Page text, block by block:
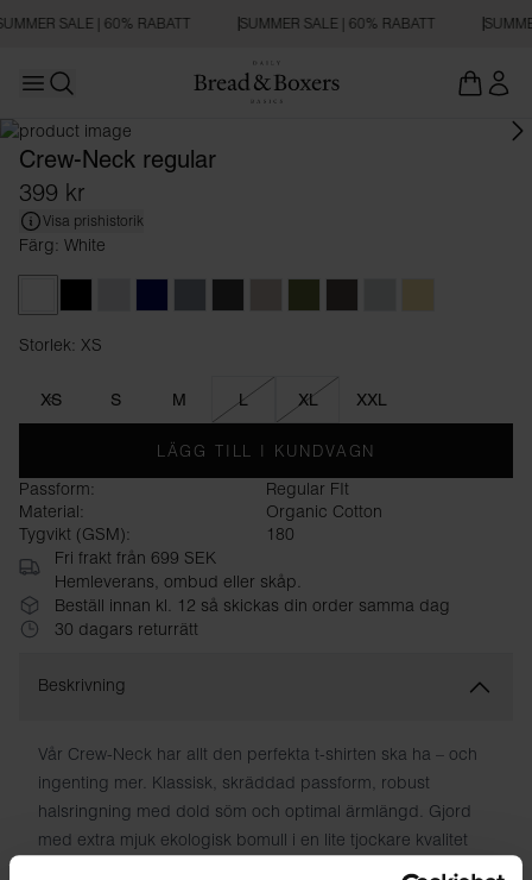
SALE | 60% RABATT SUMMER SALE | 60% RABATT
Open main menu
REGULAR FIT
Crew-Neck regular
399 kr
Visa prishistorik
Färg: White
Storlek: XS
XS S M L XL XXL
LÄGG TILL I KUNDVAGN
Passform:
Regular FIt
Material:
Organic Cotton
Tygvikt (GSM):
180
Fri frakt från 699 SEK
Hemleverans, ombud eller skåp.
Beställ innan kl. 12 så skickas din order samma dag
30 dagars returrätt
Beskrivning
Vår Crew-Neck har allt den perfekta t-shirten ska ha – och
ingenting mer. Klassisk, skräddad passform, robust
halsringning med dold söm och optimal ärmlängd. Gjord
med extra mjuk ekologisk bomull i en lite tjockare kvalitet
och med tryck direkt i plagget istället för skavande lappar.